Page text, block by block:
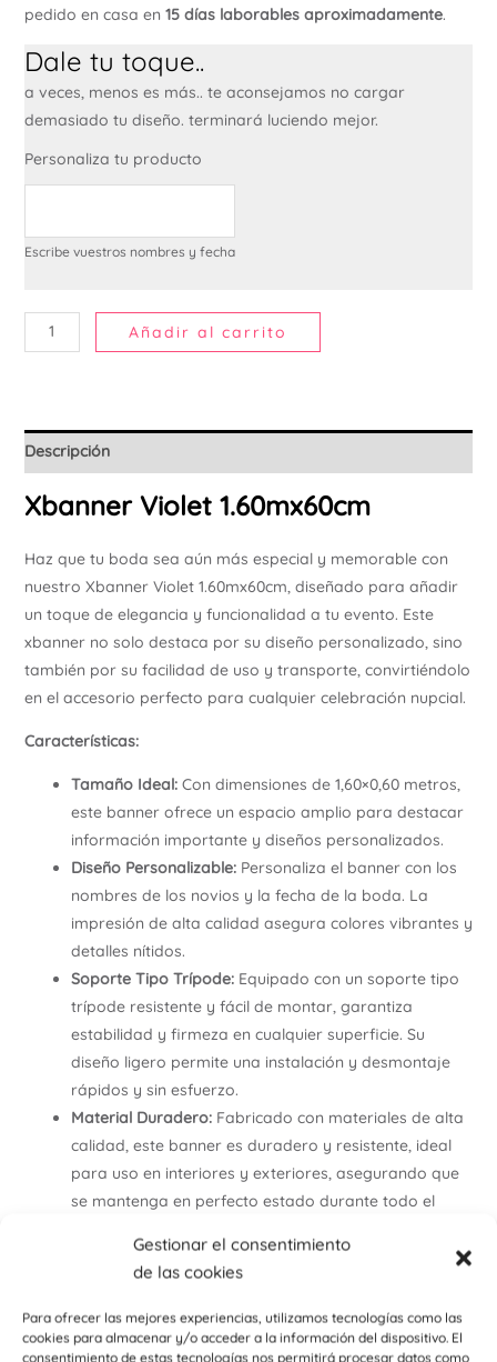
Gestionar el consentimiento
de las cookies
Para ofrecer las mejores experiencias, utilizamos tecnologías como las
cookies para almacenar y/o acceder a la información del dispositivo. El
consentimiento de estas tecnologías nos permitirá procesar datos como
pedido en casa en 15 días laborables aproximadamente.
Dale tu toque..
a veces, menos es más.. te aconsejamos no cargar
demasiado tu diseño. terminará luciendo mejor.
Personaliza tu producto
Escribe vuestros nombres y fecha
Añadir al carrito
Descripción
Xbanner Violet 1.60mx60cm
Haz que tu boda sea aún más especial y memorable con
nuestro Xbanner Violet 1.60mx60cm, diseñado para añadir
un toque de elegancia y funcionalidad a tu evento. Este
xbanner no solo destaca por su diseño personalizado, sino
también por su facilidad de uso y transporte, convirtiéndolo
en el accesorio perfecto para cualquier celebración nupcial.
Características:
Tamaño Ideal:Con dimensiones de 1,60×0,60 metros,
este banner ofrece un espacio amplio para destacar
información importante y diseños personalizados.
Diseño Personalizable:Personaliza el banner con los
nombres de los novios y la fecha de la boda. La
impresión de alta calidad asegura colores vibrantes y
detalles nítidos.
Soporte Tipo Trípode:Equipado con un soporte tipo
trípode resistente y fácil de montar, garantiza
estabilidad y firmeza en cualquier superficie. Su
diseño ligero permite una instalación y desmontaje
rápidos y sin esfuerzo.
Material Duradero:Fabricado con materiales de alta
calidad, este banner es duradero y resistente, ideal
para uso en interiores y exteriores, asegurando que
se mantenga en perfecto estado durante todo el
Bolsa de Transporte Incluida:Incluye una práctica
bolsa de transporte que facilita el almacenamiento y
el traslado del banner. Perfecto para llevar de un
lugar a otro sin complicaciones.